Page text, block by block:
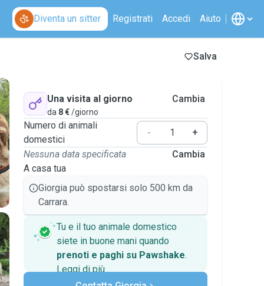
Diventa un sitter Registrati Accedi Aiuto
Salva
Una visita al giorno
da 8 €/giorno
Cambia
Numero di animali
domestici
-
+
Nessuna data specificata
A casa tua
Cambia
Giorgia può spostarsi solo 500 km da
Carrara.
Tu e il tuo animale domestico
siete in buone mani quando
prenoti e paghi su Pawshake.
Leggi di piùPagamenti sicuri